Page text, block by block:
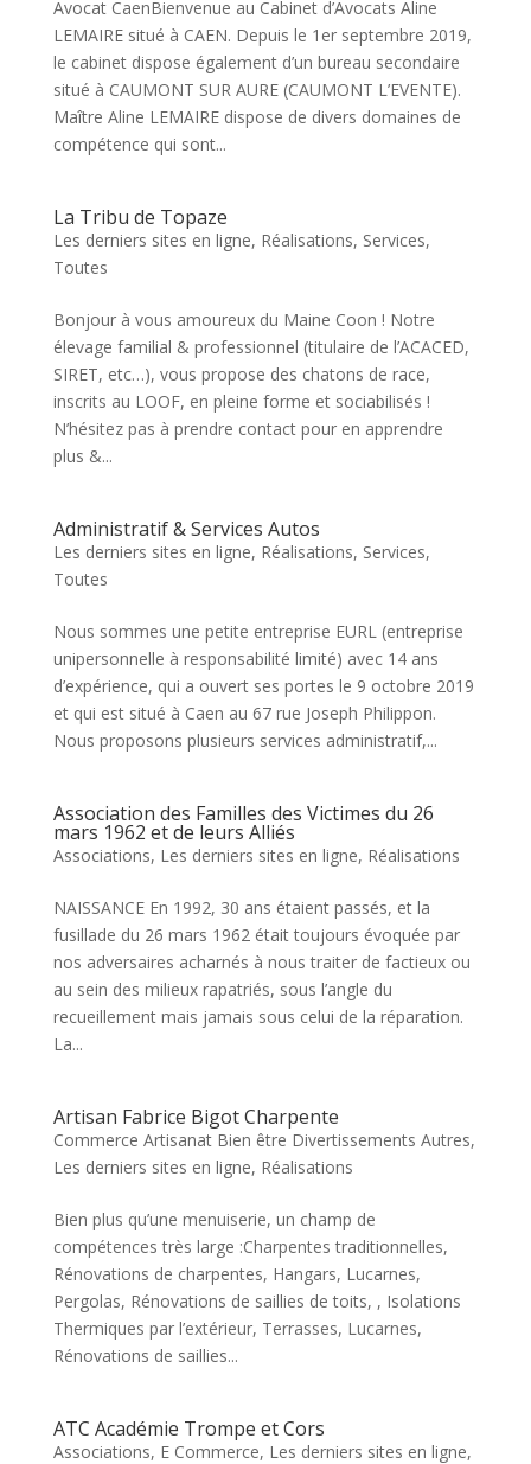
Avocat CaenBienvenue au Cabinet d’Avocats Aline
LEMAIRE situé à CAEN. Depuis le 1er septembre 2019,
le cabinet dispose également d’un bureau secondaire
situé à CAUMONT SUR AURE (CAUMONT L’EVENTE).
Maître Aline LEMAIRE dispose de divers domaines de
compétence qui sont...
La Tribu de Topaze
Les derniers sites en ligne, Réalisations, Services,
Toutes
Bonjour à vous amoureux du Maine Coon ! Notre
élevage familial & professionnel (titulaire de l’ACACED,
SIRET, etc…), vous propose des chatons de race,
inscrits au LOOF, en pleine forme et sociabilisés !
N’hésitez pas à prendre contact pour en apprendre
plus &...
Administratif & Services Autos
Les derniers sites en ligne, Réalisations, Services,
Toutes
Nous sommes une petite entreprise EURL (entreprise
unipersonnelle à responsabilité limité) avec 14 ans
d’expérience, qui a ouvert ses portes le 9 octobre 2019
et qui est situé à Caen au 67 rue Joseph Philippon.
Nous proposons plusieurs services administratif,...
Association des Familles des Victimes du 26
mars 1962 et de leurs Alliés
Associations, Les derniers sites en ligne, Réalisations
NAISSANCE En 1992, 30 ans étaient passés, et la
fusillade du 26 mars 1962 était toujours évoquée par
nos adversaires acharnés à nous traiter de factieux ou
au sein des milieux rapatriés, sous l’angle du
recueillement mais jamais sous celui de la réparation.
La...
Artisan Fabrice Bigot Charpente
Commerce Artisanat Bien être Divertissements Autres,
Les derniers sites en ligne, Réalisations
Bien plus qu’une menuiserie, un champ de
compétences très large :Charpentes traditionnelles,
Rénovations de charpentes, Hangars, Lucarnes,
Pergolas, Rénovations de saillies de toits, , Isolations
Thermiques par l’extérieur, Terrasses, Lucarnes,
Rénovations de saillies...
ATC Académie Trompe et Cors
Associations, E Commerce, Les derniers sites en ligne,